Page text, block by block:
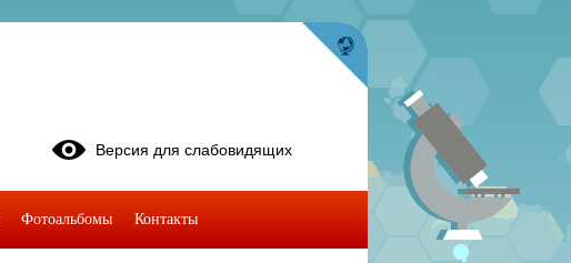
Версия для слабовидящих
Фотоальбомы Контакты